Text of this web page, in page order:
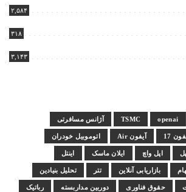
۲,۵۸۴
۳۱۸
۳,۱۴۳
openai
TSMC آژانس مسافرتی
17 آیفون Air اتوموبیل خودران
اپل اپل واچ ایلان ماسک اینتل
بازاریابی آنلاین تتر تحلیل بنیادین
حقوق فناوری دوربین مداربسته رباتیک